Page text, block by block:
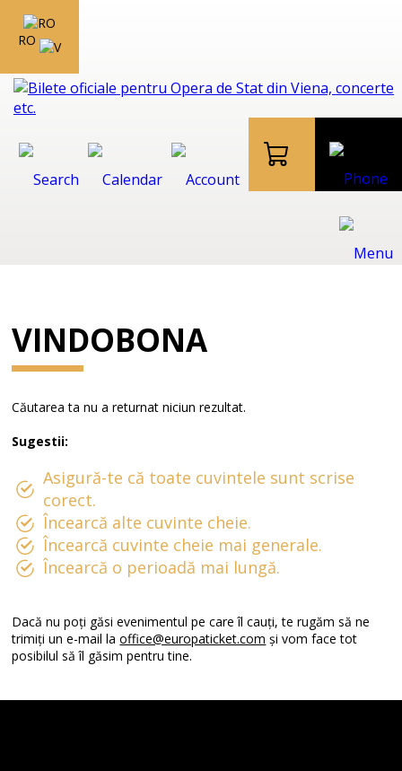
RO
VINDOBONA
Căutarea ta nu a returnat niciun rezultat.
Sugestii:
Asigură-te că toate cuvintele sunt scrise
corect.
Încearcă alte cuvinte cheie.
Încearcă cuvinte cheie mai generale.
Încearcă o perioadă mai lungă.
Dacă nu poți găsi evenimentul pe care îl cauți, te rugăm să ne
trimiți un e-mail laoffice@europaticket.com și vom face tot
posibilul să îl găsim pentru tine.